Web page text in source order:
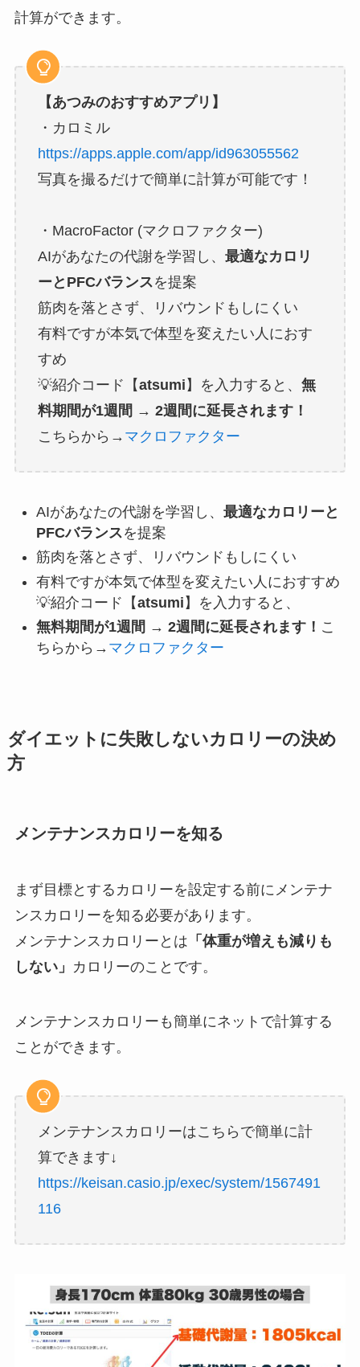
計算ができます。
【あつみのおすすめアプリ】
・カロミル
https://apps.apple.com/app/id963055562
写真を撮るだけで簡単に計算が可能です！
・MacroFactor (マクロファクター)
AIがあなたの代謝を学習し、 最適なカロリ
ーとPFCバランスを提案
筋肉を落とさず、リバウンドもしにくい
有料ですが本気で体型を変えたい人におす
すめ
💡紹介コード【atsumi 】を入力すると、 無
料期間が1週間 → 2週間に延長されます！
こちらから→ マクロファクター
AIがあなたの代謝を学習し、 最適なカロリーと
PFCバランスを提案
筋肉を落とさず、リバウンドもしにくい
有料ですが本気で体型を変えたい人におすすめ
💡紹介コード【atsumi 】を入力すると、
無料期間が1週間 → 2週間に延長されます！ こ
ちらから→ マクロファクター
ダイエットに失敗しないカロリーの決め
方
メンテナンスカロリーを知る
まず目標とするカロリーを設定する前にメンテナ
ンスカロリーを知る必要があります。
メンテナンスカロリーとは 「体重が増えも減りも
しない」 カロリーのことです。
メンテナンスカロリーも簡単にネットで計算する
ことができます。
メンテナンスカロリーはこちらで簡単に計
算できます↓
https://keisan.casio.jp/exec/system/1567491
116